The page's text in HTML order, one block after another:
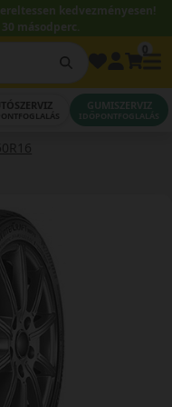
kedvezményesen!
másodperc.
GUMISZERVIZ
IDŐPONTFOGLALÁS